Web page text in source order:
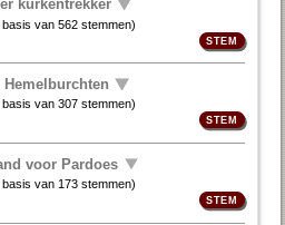
kurkentrekker
basis van562 stemmen)
basis van307 stemmen)
voor Pardoes
basis van 173 stemmen)